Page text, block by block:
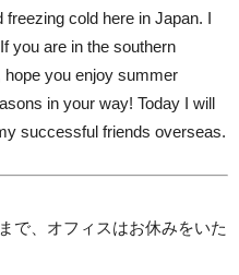
cold here in Japan. I
you are in the southern
you enjoy summer
in your way! Today I will
successful friends overseas.
で、オフィスはお休みをいた